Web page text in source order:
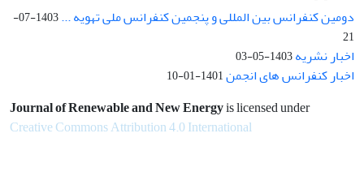
دومین کنفرانس بین المللی و پنجمین کنفرانس ملی تهویه ...
1403-07-
21
اخبار نشریه1403-05-03
اخبار کنفرانس های انجمن1401-01-10
Journal of Renewable and New Energyis licensed under
Creative Commons Attribution 4.0 International